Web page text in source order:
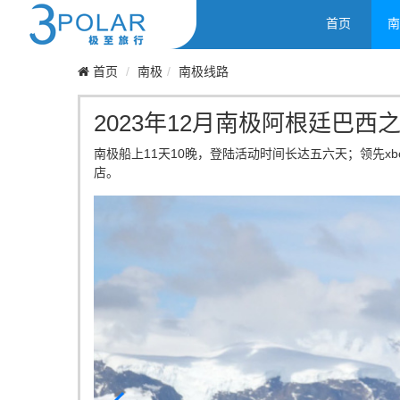
首页
首页 南极 南极线路
2023年12月南极阿根廷巴西
南极船上11天10晚，登陆活动时间长达五六天；领先
店。